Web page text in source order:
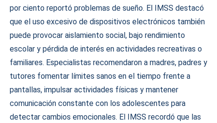
por ciento reportó problemas de sueño. El IMSS destacó
que el uso excesivo de dispositivos electrónicos también
puede provocar aislamiento social, bajo rendimiento
escolar y pérdida de interés en actividades recreativas o
familiares. Especialistas recomendaron a madres, padres y
tutores fomentar límites sanos en el tiempo frente a
pantallas, impulsar actividades físicas y mantener
comunicación constante con los adolescentes para
detectar cambios emocionales. El IMSS recordó que las